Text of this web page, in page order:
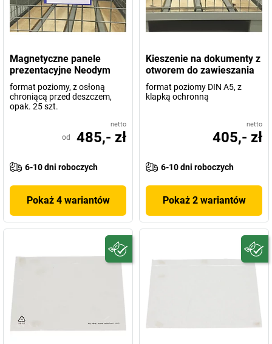
Magnetyczne panele
prezentacyjne Neodym
format poziomy, z osłoną
chroniącą przed deszczem,
opak. 25 szt.
netto
od 485,- zł
6-10 dni roboczych
Pokaż 4 wariantów
Kieszenie na dokumenty z
otworem do zawieszania
format poziomy DIN A5, z
klapką ochronną
netto
405,- zł
6-10 dni roboczych
Pokaż 2 wariantów